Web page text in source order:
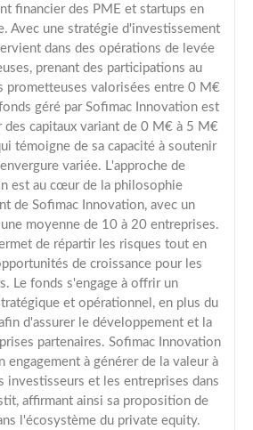
financier des PME et startups en
Avec une stratégie d'investissement
dans des opérations de levée
prenant des participations au
prometteuses valorisées entre 0 M€
géré par Sofimac Innovation est
des capitaux variant de 0 M€ à 5 M€
témoigne de sa capacité à soutenir
variée. L'approche de
est au cœur de la philosophie
de Sofimac Innovation, avec un
moyenne de 10 à 20 entreprises.
de répartir les risques tout en
de croissance pour les
Le fonds s'engage à offrir un
et opérationnel, en plus du
d'assurer le développement et la
partenaires. Sofimac Innovation
engagement à générer de la valeur à
investisseurs et les entreprises dans
affirmant ainsi sa proposition de
l'écosystème du private equity.